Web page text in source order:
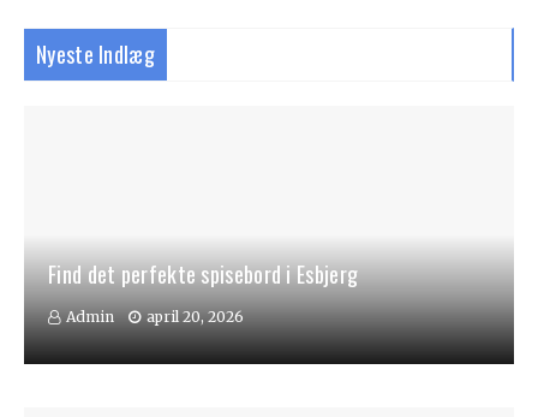
Nyeste Indlæg
Find det perfekte spisebord i Esbjerg
Admin april 20, 2026